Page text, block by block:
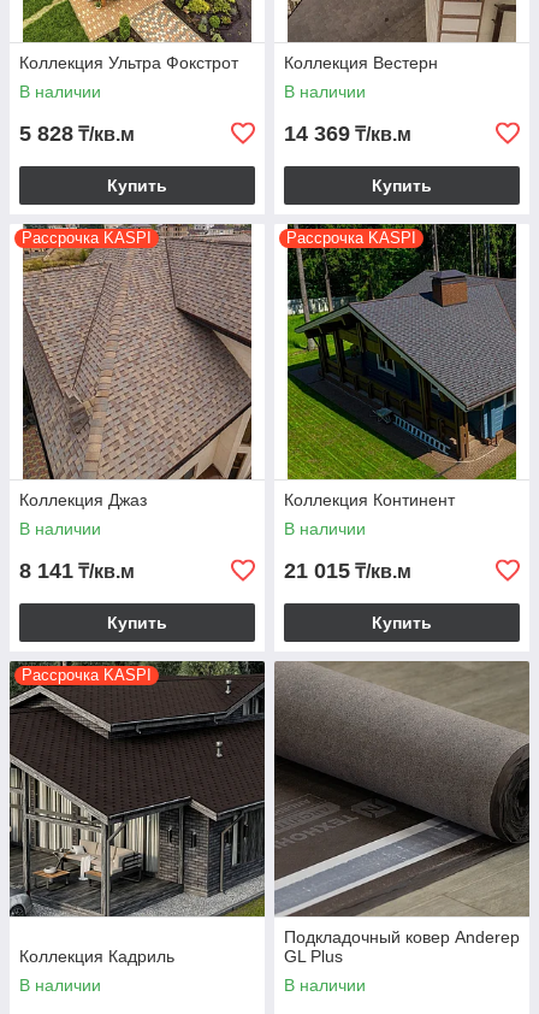
Коллекция Ультра Фокстрот
В наличии
5 828 ₸/кв.м
Купить
Коллекция Вестерн
В наличии
14 369 ₸/кв.м
Купить
Рассрочка KASPI
Коллекция Джаз
В наличии
8 141 ₸/кв.м
Купить
Рассрочка KASPI
Коллекция Континент
В наличии
21 015 ₸/кв.м
Купить
Рассрочка KASPI
Коллекция Кадриль
В наличии
Подкладочный ковер Anderep
GL Plus
В наличии